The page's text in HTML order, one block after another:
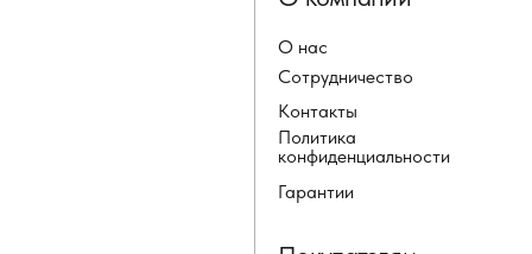
О нас
Сотрудничество
Контакты
Политика
конфиденциальности
Гарантии